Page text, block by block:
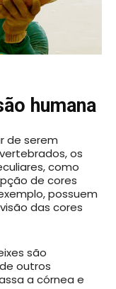
humana
de serem
os
como
de cores
possuem
das cores
são
outros
a córnea e